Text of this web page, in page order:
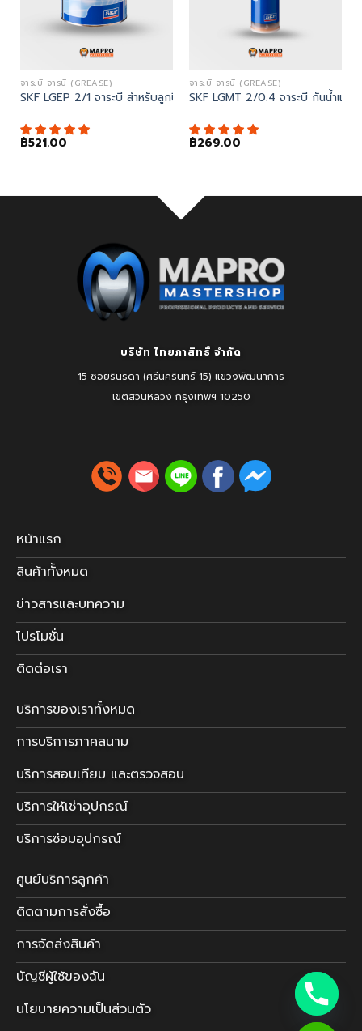
จาระบี จารบี (GREASE)
SKF LGEP 2/1 จาระบี สำหรับลูกปืนที่มีการโหลดสูง
฿521.00
จาระบี จารบี (GREASE)
SKF LGMT 2/0.4 จาระบี กันน้ำและ
฿269.00
tool)
ะสนิมได้ดี
บริษัท ไทยภาสิทธิ์ จำกัด
15 ซอยรินรดา (ศรีนครินทร์ 15) แขวงพัฒนาการ
เขตสวนหลวง กรุงเทพฯ 10250
หน้าแรก
สินค้าทั้งหมด
ข่าวสารและบทความ
โปรโมชั่น
ติดต่อเรา
บริการของเราทั้งหมด
การบริการภาคสนาม
บริการสอบเทียบ และตรวจสอบ
บริการให้เช่าอุปกรณ์
บริการซ่อมอุปกรณ์
ศูนย์บริการลูกค้า
ติดตามการสั่งซื้อ
การจัดส่งสินค้า
บัญชีผู้ใช้ของฉัน
นโยบายความเป็นส่วนตัว